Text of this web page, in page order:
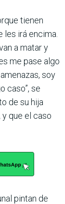
tienen
les irá encima.
a matar y
me pase algo
soy
caso”, se
de su hija
que el caso
pintan de